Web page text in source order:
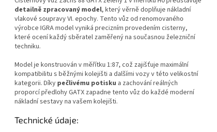
detailně zpracovaný model, který věrně doplňuje nákladní
vlakové soupravy VI. epochy. Tento vůz od renomovaného
výrobce IGRA model vyniká precizním provedením cisterny,
které ocení každý sběratel zaměřený na současnou železniční
techniku.
Model je konstruován v měřítku 1:87, což zajišťuje maximální
kompatibilitu s běžnými kolejišti a dalšími vozy v této velikostní
kategorii. Díky pečlivému potisku a zachování reálných
proporcí předlohy GATX zapadne tento vůz do každé moderní
nákladní sestavy na vašem kolejišti.
Technické údaje: